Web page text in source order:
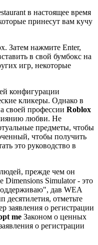
в настоящее время
принесут вам кучу
Затем нажмите Enter,
в свой бумбокс на
игр, некоторые
конфигурации
кликеры. Однако в
своей профессии Roblox
любви. Не
предметы, чтобы
чтобы получить
это руководство в
прежде чем он
Dimensions Simulator - это
дав WEA
десятилетия, отметьте
заявления о регистрации
me Законом о ценных
о регистрации